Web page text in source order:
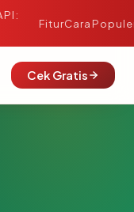
FiturCara
Cek Gratis